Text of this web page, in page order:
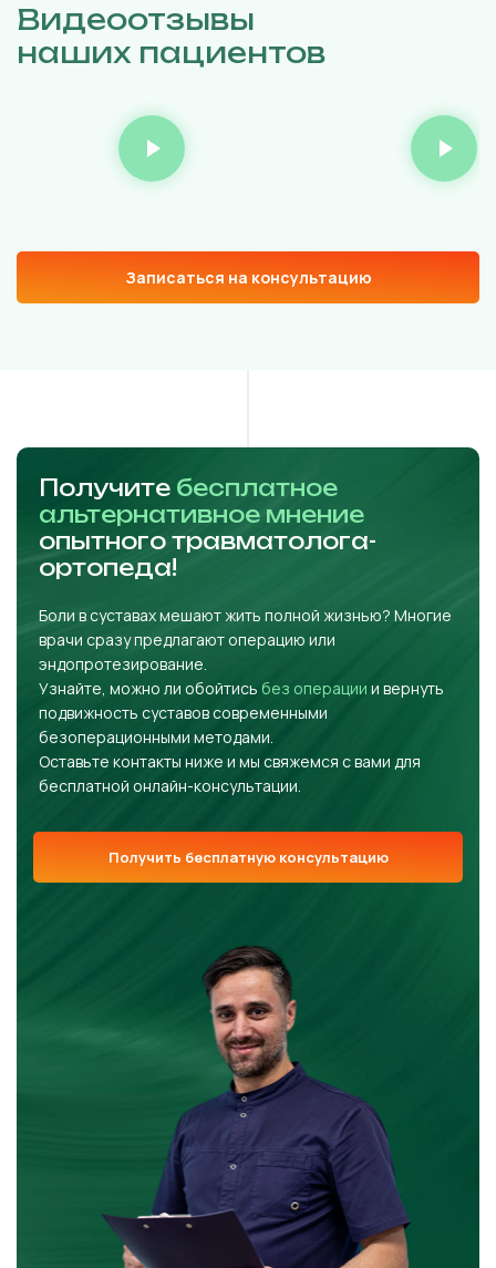
Видеоотзывы
наших пациентов
Записаться на консультацию
Получите бесплатное
альтернативное мнение
опытного травматолога-
ортопеда!
Боли в суставах мешают жить полной жизнью? Многие
врачи сразу предлагают операцию или
эндопротезирование.
Узнайте, можно ли обойтись без операции и вернуть
подвижность суставов современными
безоперационными методами.
Оставьте контакты ниже и мы свяжемся с вами для
бесплатной онлайн-консультации.
Получить бесплатную консультацию